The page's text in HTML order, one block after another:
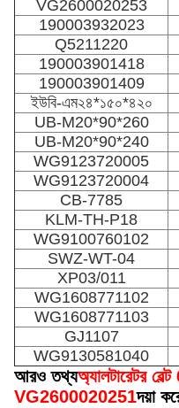
VG2600020253
190003932023
Q5211220
190003901418
190003901409
ইউবি-এম২৪*১৫০*৪২০
UB-M20*90*260
UB-M20*90*240
WG9123720005
WG9123720004
CB-7785
KLM-TH-P18
WG9100760102
SWZ-WT-04
XP03/011
WG1608771102
WG1608771103
GJ1107
WG9130581040
আরও তথ্যঅ্যালটারেটর
VG2600020251দয়া